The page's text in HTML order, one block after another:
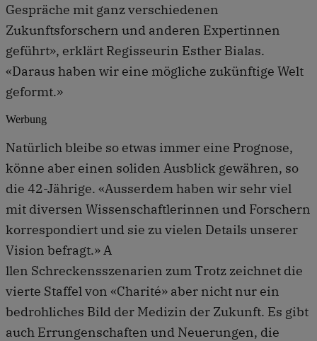
Gespräche mit ganz verschiedenen
Zukunftsforschern und anderen Expertinnen
geführt», erklärt Regisseurin Esther Bialas.
«Daraus haben wir eine mögliche zukünftige Welt
geformt.»
Werbung
Natürlich bleibe so etwas immer eine Prognose,
könne aber einen soliden Ausblick gewähren, so
die 42-Jährige. «Ausserdem haben wir sehr viel
mit diversen Wissenschaftlerinnen und Forschern
korrespondiert und sie zu vielen Details unserer
Vision befragt.» A
llen Schreckensszenarien zum Trotz zeichnet die
vierte Staffel von «Charité» aber nicht nur ein
bedrohliches Bild der Medizin der Zukunft. Es gibt
auch Errungenschaften und Neuerungen, die